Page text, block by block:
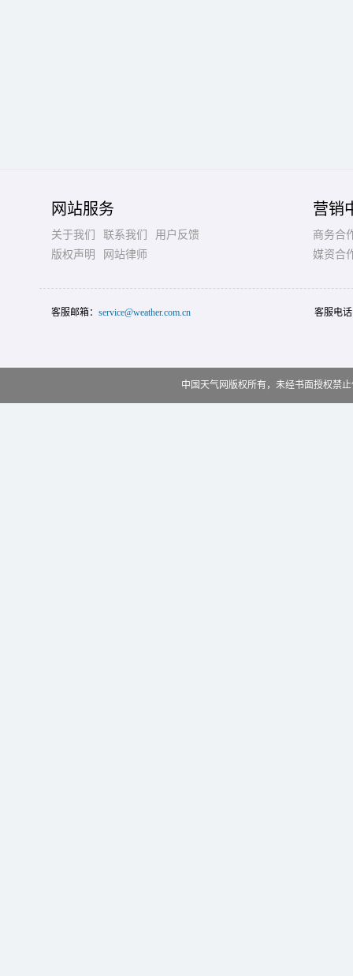
网站服务
关于我们 联系我们
用户反馈
版权声明
网站律师
营销
商务合
媒资合
客服邮箱： service@weather.com.cn 客服电
中国天气网版权所有，未经书面授权